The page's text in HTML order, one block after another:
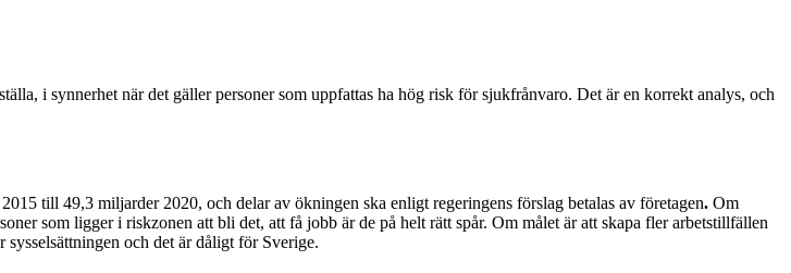
i synnerhet när det gäller personer som uppfattas ha hög risk för sjukfrånvaro. Det är en korrekt analys, och
till 49,3 miljarder 2020, och delar av ökningen ska enligt regeringens förslag betalas av företagen. Om
som ligger i riskzonen att bli det, att få jobb är de på helt rätt spår. Om målet är att skapa fler arbetstillfällen
och det är dåligt för Sverige.